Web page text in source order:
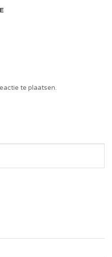
te plaatsen.